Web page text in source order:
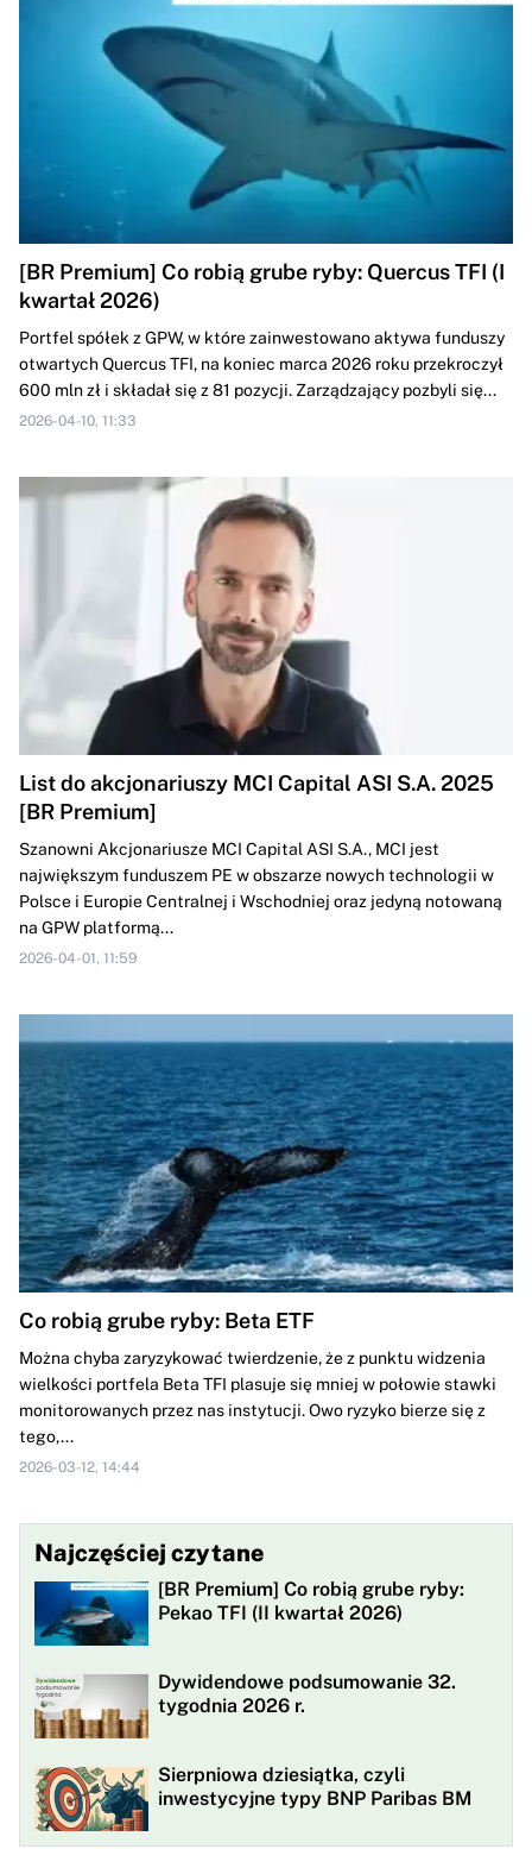
[BR Premium] Co robią grube ryby: Quercus TFI (I
kwartał 2026)
Portfel spółek z GPW, w które zainwestowano aktywa funduszy
otwartych Quercus TFI, na koniec marca 2026 roku przekroczył
600 mln zł i składał się z 81 pozycji. Zarządzający pozbyli się...
2026-04-10, 11:33
List do akcjonariuszy MCI Capital ASI S.A. 2025
[BR Premium]
Szanowni Akcjonariusze MCI Capital ASI S.A., MCI jest
największym funduszem PE w obszarze nowych technologii w
Polsce i Europie Centralnej i Wschodniej oraz jedyną notowaną
na GPW platformą...
2026-04-01, 11:59
Co robią grube ryby: Beta ETF
Można chyba zaryzykować twierdzenie, że z punktu widzenia
wielkości portfela Beta TFI plasuje się mniej w połowie stawki
monitorowanych przez nas instytucji. Owo ryzyko bierze się z
tego,...
2026-03-12, 14:44
Najczęściej czytane
[BR Premium] Co robią grube ryby:
Pekao TFI (II kwartał 2026)
Dywidendowe podsumowanie 32.
tygodnia 2026 r.
Sierpniowa dziesiątka, czyli
inwestycyjne typy BNP Paribas BM